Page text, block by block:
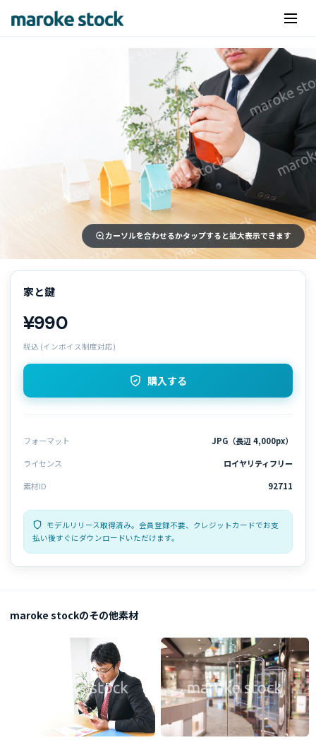
カーソルを合わせるかタップすると拡大表示できます
家と鍵
¥990
税込 (インボイス制度対応)
購入する
フォーマット
JPG（長辺 4,000px）
ライセンス
ロイヤリティフリー
素材ID
92711
モデルリリース取得済み。会員登録不要、クレジットカードでお支
払い後すぐにダウンロードいただけます。
maroke stockのその他素材